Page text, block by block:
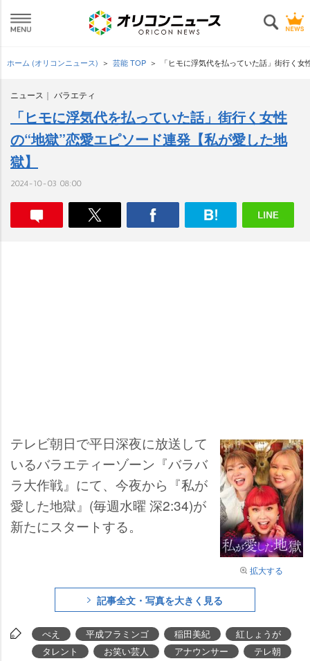
ホーム (オリコンニュース) 芸能 TOP 「ヒモに浮気代を払っていた話」街行く
ニュース バラエティ
「ヒモに浮気代を払っていた話」街行く女性
の“地獄”恋愛エピソード連発【私が愛した地
獄】
2024-10-03 08:00
拡大する
テレビ朝日で平日深夜に放送して
いるバラエティーゾーン『バラバ
ラ大作戦』にて、今夜から『私が
愛した地獄』(毎週水曜 深2:34)が
新たにスタートする。
記事全文・写真を大きく見る
ぺえ 平成フラミンゴ 稲田美紀
紅しょうが
タレント
お笑い芸人 アナウンサー
テレ朝